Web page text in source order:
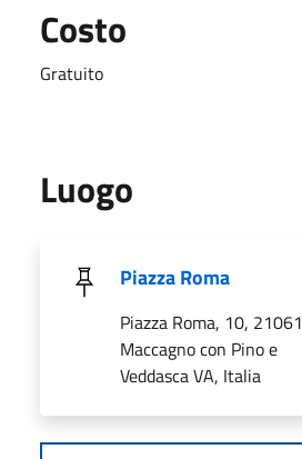
Costo
Gratuito
Luogo
Piazza Roma
Piazza Roma, 10, 21061
Maccagno con Pino e
Veddasca VA, Italia